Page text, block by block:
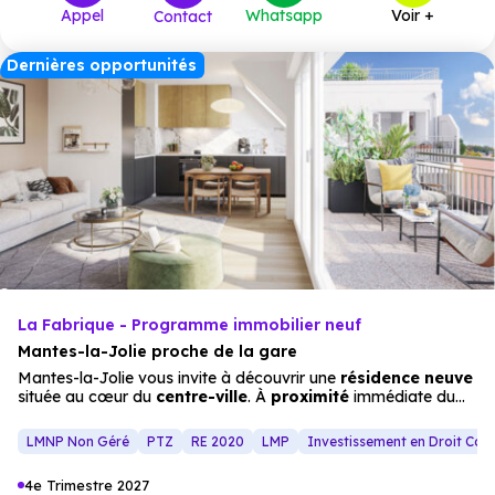
à partir de 414 900 €
Appel Contact Whatsapp Voir +
Dernières opportunités
La Fabrique - Programme immobilier neuf
Mantes-la-Jolie proche de la gare
Mantes-la-Jolie vous invite à découvrir une résidence neuve
située au cœur du centre-ville. À proximité immédiate du
des services, elle offre un cadre de vie dynamique et pratique.
Lagarese rejoint en seulement 7 minutes à pied, tandis que
complètent cet environnement urbain agréable. La résidence
LMNP Non Géré PTZ RE 2020 LMP Investissement en Droit
4e Trimestre 2027